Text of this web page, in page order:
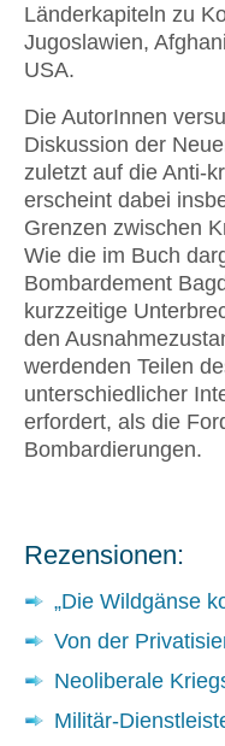
Länderkapiteln zu
Jugoslawien,
USA.
Die AutorInnen
Diskussion der
zuletzt auf die Anti-
erscheint dabei
Grenzen zwischen
Wie die im Buch
Bombardement
kurzzeitige
den
werdenden Teilen
unterschiedlicher
erfordert, als die
Bombardierungen.
Rezensionen:
„Die Wildgänse
Von der
Neoliberale
Militär-